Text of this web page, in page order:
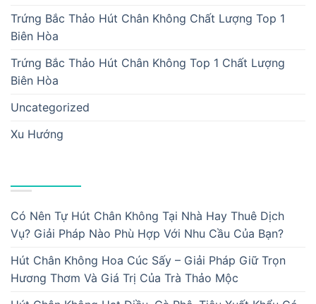
Trứng Bắc Thảo Hút Chân Không Chất Lượng Top 1
Biên Hòa
Trứng Bắc Thảo Hút Chân Không Top 1 Chất Lượng
Biên Hòa
Uncategorized
Xu Hướng
Có Nên Tự Hút Chân Không Tại Nhà Hay Thuê Dịch
Vụ? Giải Pháp Nào Phù Hợp Với Nhu Cầu Của Bạn?
Hút Chân Không Hoa Cúc Sấy – Giải Pháp Giữ Trọn
Hương Thơm Và Giá Trị Của Trà Thảo Mộc